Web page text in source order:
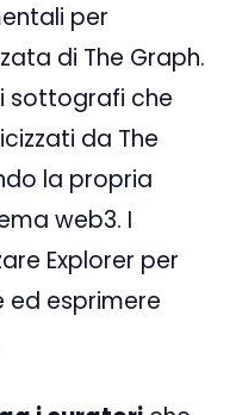
per
di The Graph.
sottografi che
da The
la propria
web3. I
Explorer per
ed esprimere